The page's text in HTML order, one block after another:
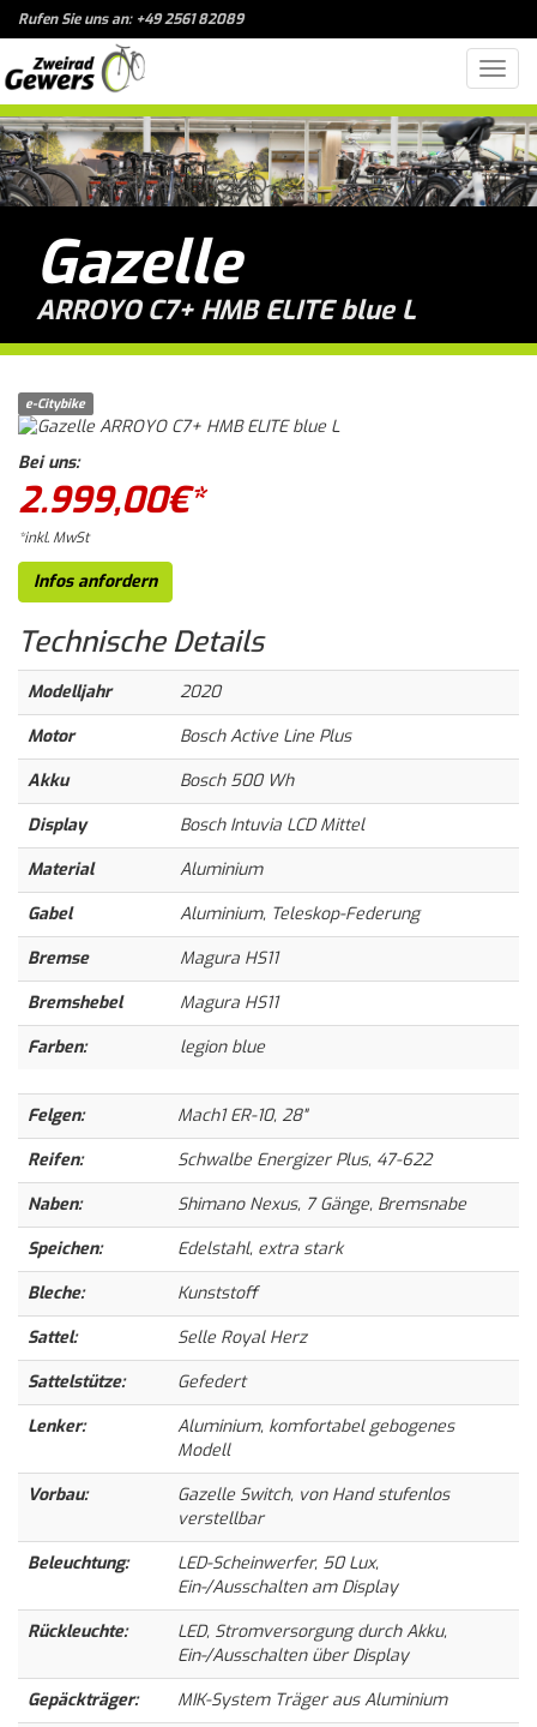
Rufen Sie uns an: +49 2561 82089
Gazelle
ARROYO C7+ HMB ELITE blue L
e-Citybike
Bei uns:
2.999,00€*
*inkl. MwSt
Infos anfordern
TechnischeDetails
Modelljahr
2020
Motor
Bosch Active Line Plus
Akku
Bosch 500 Wh
Display
Bosch Intuvia LCD Mittel
Material
Aluminium
Gabel
Aluminium, Teleskop-Federung
Bremse
Magura HS11
Bremshebel
Magura HS11
Farben:
legion blue
Felgen:
Mach1 ER-10, 28"
Reifen:
Schwalbe Energizer Plus, 47-622
Naben:
Shimano Nexus, 7 Gänge, Bremsnabe
Speichen:
Edelstahl, extra stark
Bleche:
Kunststoff
Sattel:
Selle Royal Herz
Sattelstütze:
Gefedert
Lenker:
Aluminium, komfortabel gebogenes
Modell
Vorbau:
Gazelle Switch, von Hand stufenlos
verstellbar
Beleuchtung:
LED-Scheinwerfer, 50 Lux,
Ein-/Ausschalten am Display
Rückleuchte:
LED, Stromversorgung durch Akku,
Ein-/Ausschalten über Display
Gepäckträger:
MIK-System Träger aus Aluminium